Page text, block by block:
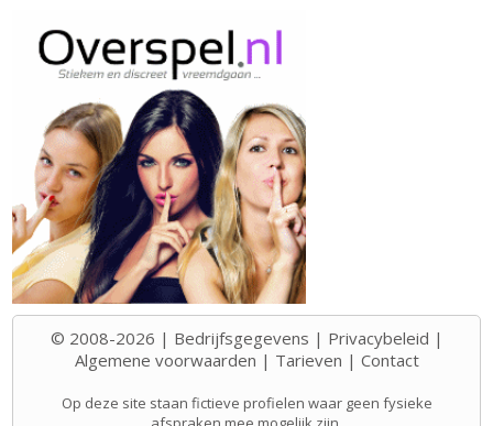
© 2008-2026 | Bedrijfsgegevens | Privacybeleid |
Algemene voorwaarden | Tarieven | Contact
Op deze site staan fictieve profielen waar geen fysieke